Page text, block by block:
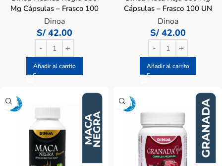
Mg Cápsulas – Frasco 100
UN
Dinoa
S/42.00
Añadir al carrito
Cápsulas – Frasco 100 UN
Dinoa
S/42.00
Añadir al carrito